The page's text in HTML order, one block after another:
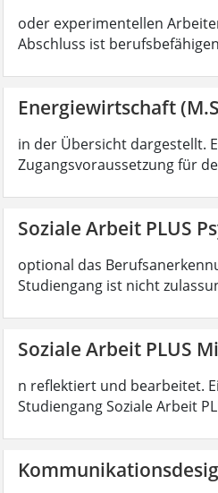
oder experimentellen
Abschluss ist
Energiewirtschaft
in der Übersicht dargestellt.
Zugangsvoraussetzung für
Soziale Arbeit PLUS
optional das
Studiengang ist nicht
Soziale Arbeit PLUS
n reflektiert und bearbeitet.
Studiengang Soziale Arbeit